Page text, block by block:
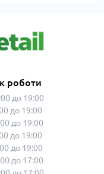
роботи
до 19:00
до 19:00
до 19:00
до 19:00
до 19:00
до 17:00